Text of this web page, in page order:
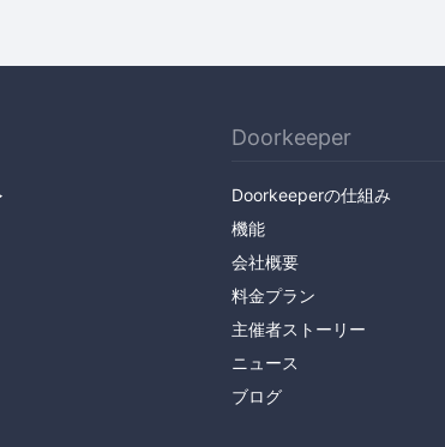
Doorkeeper
Doorkeeperの仕組み
機能
会社概要
料金プラン
主催者ストーリー
ニュース
ブログ